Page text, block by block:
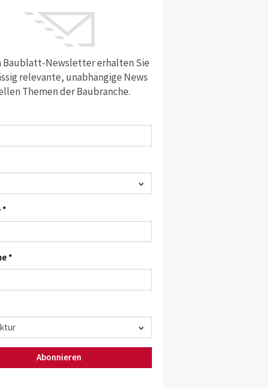
Baublatt-Newsletter erhalten Sie
relevante, unabhängige News
Themen der Baubranche.
*
*
Abonnieren